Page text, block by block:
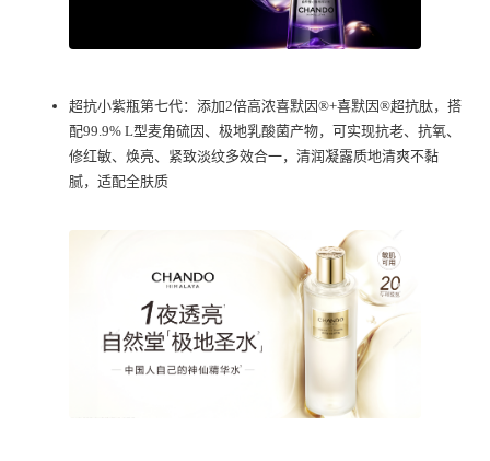
超抗小紫瓶第七代：添加2倍高浓喜默因®+喜默因®超抗肽，搭
配99.9% L型麦角硫因、极地乳酸菌产物，可实现抗老、抗氧、
修红敏、焕亮、紧致淡纹多效合一，清润凝露质地清爽不黏
腻，适配全肤质